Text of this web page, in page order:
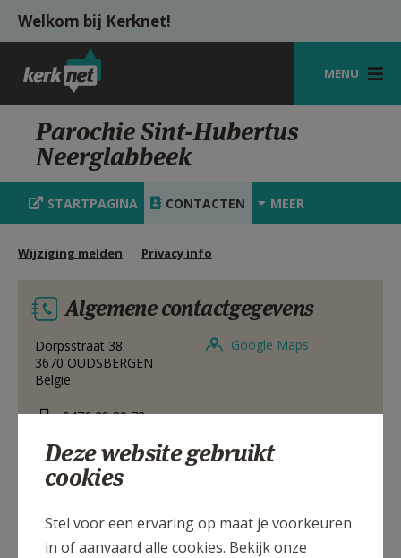
Overslaan en naar de inhoud gaan
Welkom bij Kerknet!
MENU
STARTPAGINA
KERK
VIERINGEN
HULP
MIJN PAROCHIE
AANMELDEN OF REGISTREREN
Parochie Sint-Hubertus
Neerglabbeek
STARTPAGINA CONTACTEN MEER
Wijziging melden Privacy info
Algemene contactgegevens
Dorpsstraat 38
3670 OUDSBERGEN
België
0476 29 89 73
Google Maps
Deze website gebruikt
cookies
Stel voor een ervaring op maat je voorkeuren
in of aanvaard alle cookies. Bekijk onze